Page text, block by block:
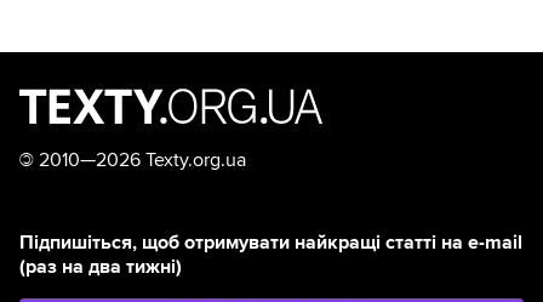
© 2010—2026 Texty.org.ua
Підпишіться, щоб отримувати найкращі статті на e-mail
(раз на два тижні)